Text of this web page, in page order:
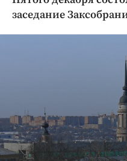
Криминал
Праздники
Происшествия
Спорт
заседание